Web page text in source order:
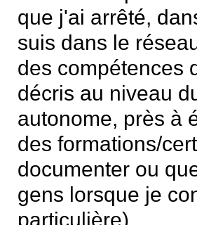
que j'ai arrêté,
suis dans le
des compétences
décris au niveau
autonome, près à
des formations/
documenter ou
gens lorsque je
particulière).